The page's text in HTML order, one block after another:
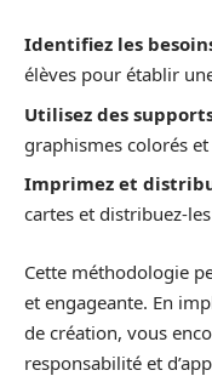
Identifiez les
élèves pour établir
Utilisez des
graphismes colorés
Imprimez et
cartes et distribuez-
Cette méthodologie
et engageante. En
de création, vous
responsabilité et